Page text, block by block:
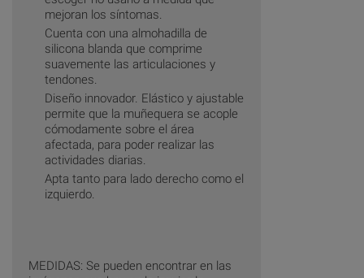
mejoran los síntomas.
Cuenta con una almohadilla de
silicona blanda que comprime
suavemente las articulaciones y
tendones.
Diseño innovador. Elástico y ajustable
permite que la muñequera se acople
cómodamente sobre el área
afectada, para poder realizar las
actividades diarias.
Apta tanto para lado derecho como el
izquierdo.
MEDIDAS: Se pueden encontrar en las